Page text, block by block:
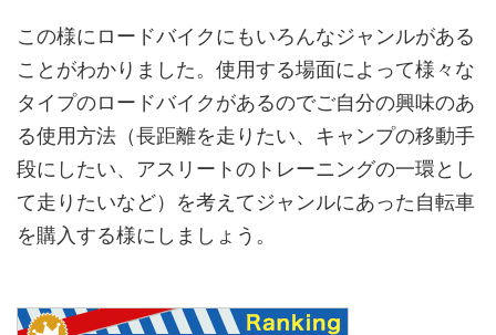
この様にロードバイクにもいろんなジャンルがある
ことがわかりました。使用する場面によって様々な
タイプのロードバイクがあるのでご自分の興味のあ
る使用方法（長距離を走りたい、キャンプの移動手
段にしたい、アスリートのトレーニングの一環とし
て走りたいなど）を考えてジャンルにあった自転車
を購入する様にしましょう。